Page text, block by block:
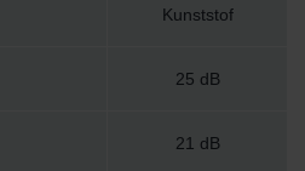
Kunststof
25 dB
21 dB